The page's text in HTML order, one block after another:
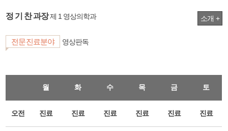
정 기 찬 과장제 1 영상의학과 소개 +
전문진료분야 영상판독
월 화 수 목 금 토
오전 진료 진료 진료 진료 진료 진료